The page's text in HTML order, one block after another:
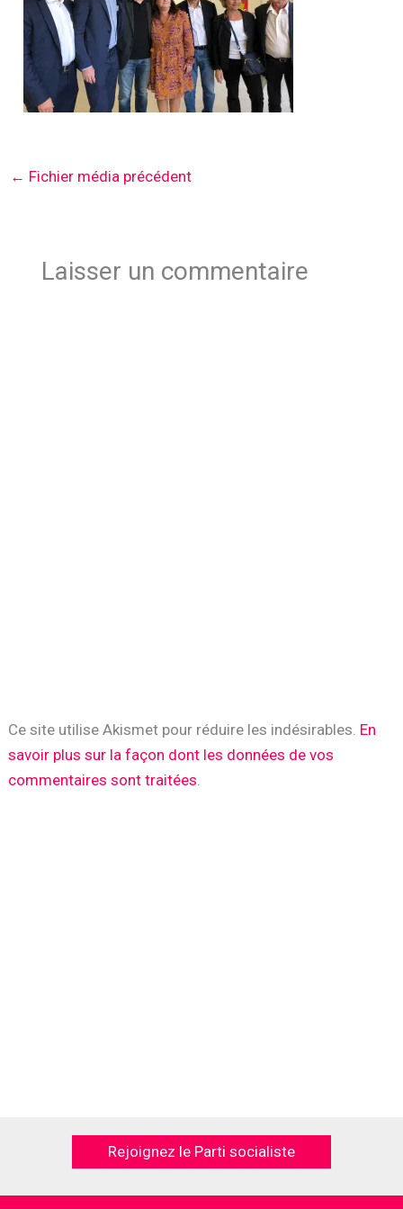
← Fichier média précédent
Laisser un commentaire
Ce site utilise Akismet pour réduire les indésirables. En
savoir plus sur la façon dont les données de vos
commentaires sont traitées
Rejoignez le Parti socialiste